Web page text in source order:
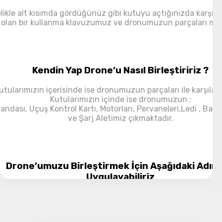
alt kısımda gördüğünüz gibi kutuyu açtığınızda
olan bir kullanma klavuzumuz ve dronumuzun parçaları
Kendin Yap Drone’u Nasıl Birleştiririz ?
içerisinde ise dronumuzun parçaları ile
Kutularımızın içinde ise dronumuzun ;
Uçuş Kontrol Kartı, Motorları, Pervaneleri,Ledi ,
ve Şarj Aletimiz çıkmaktadır.
Drone’umuzu Birleştirmek İçin Aşağıdaki
Uygulayabiliriz